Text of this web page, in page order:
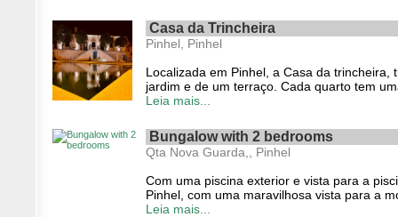
Casa da Trincheira
Pinhel, Pinhel
Localizada em Pinhel, a Casa da trincheira,
jardim e de um terraço. Cada quarto tem
Leia mais...
Bungalow with 2 bedrooms
Qta Nova Guarda,, Pinhel
Com uma piscina exterior e vista para a
Pinhel, com uma maravilhosa vista para a
Leia mais...